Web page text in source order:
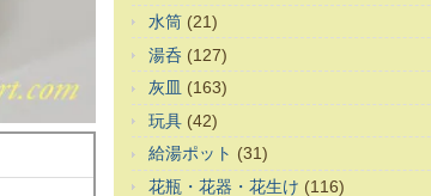
水筒 (21)
湯呑 (127)
灰皿 (163)
玩具 (42)
給湯ポット (31)
花瓶・花器・花生け (116)